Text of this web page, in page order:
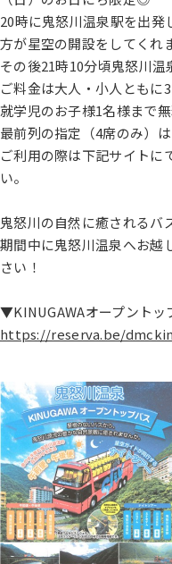
20時に鬼怒川温泉駅を出発
方が星空の開設をしてくれ
その後21時10分頃鬼怒川
ご料金は大人・小人ともに
就学児のお子様1名様まで無
最前列の指定（4席のみ）
ご利用の際は下記サイトに
い。
鬼怒川の自然に癒されるバ
期間中に鬼怒川温泉へお越
さい！
▼KINUGAWAオープントッ
https://reserva.be/